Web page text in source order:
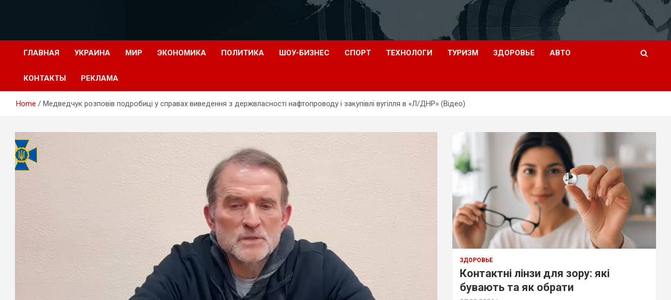
ГЛАВНАЯ УКРАИНА МИР ЭКОНОМИКА ПОЛИТИКА ШОУ-БИЗНЕС СПОРТ ТЕХНОЛОГИ ТУРИЗМ ЗДОРОВЬЕ АВТО
КОНТАКТЫ РЕКЛАМА
Home Медведчук розповів подробиці у справах виведення з держвласності нафтопроводу і закупівлі вугілля в «Л/ДНР» (Відео)
ЗДОРОВЬЕ
Контактні лінзи для зору: які
бувають та як обрати